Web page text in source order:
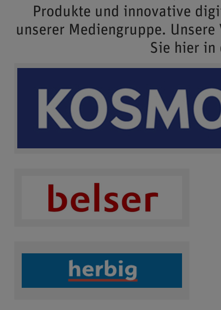
Produkte und innovative
unserer Mediengruppe.
Sie hier in